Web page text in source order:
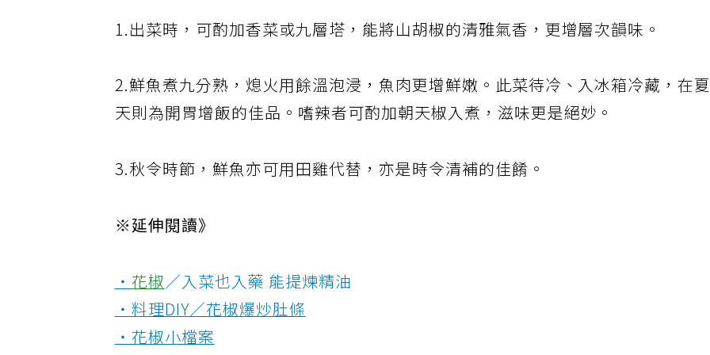
1.出菜時，可酌加香菜或九層塔，能將山胡椒的清雅氣香，更增層次韻味。
2.鮮魚煮九分熟，熄火用餘溫泡浸，魚肉更增鮮嫩。此菜待冷、入冰箱冷藏，在
天則為開胃增飯的佳品。嗜辣者可酌加朝天椒入煮，滋味更是絕妙。
3.秋令時節，鮮魚亦可用田雞代替，亦是時令清補的佳餚。
※延伸閱讀》
‧花椒／入菜也入藥 能提煉精油
‧料理DIY／花椒爆炒肚條